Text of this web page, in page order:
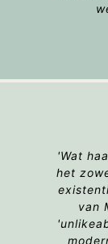
'Wat
het
van